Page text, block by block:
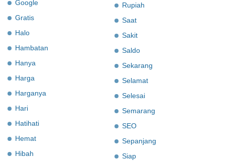
Google
Gratis
Halo
Hambatan
Hanya
Harga
Harganya
Hari
Hatihati
Hemat
Hibah
Rupiah
Saat
Sakit
Saldo
Sekarang
Selamat
Selesai
Semarang
SEO
Sepanjang
Siap